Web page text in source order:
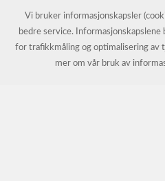
© Aquatools As |
Vi bruker informasjonskapsler
bedre service.
for trafikkmåling og optimalisering av
mer om vår bruk av